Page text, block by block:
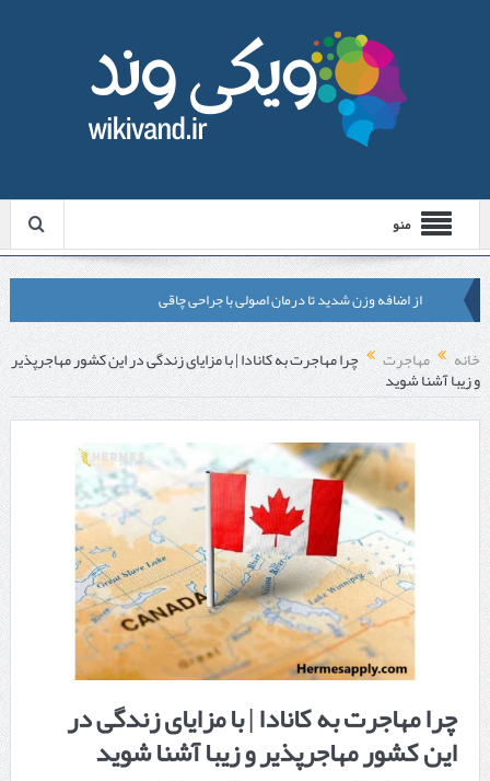
منو
از اضافه وزن شدید تا درمان اصولی با جراحی چاقی
لیزر موهای زائد شاتی یا رولی؟ مقایسه لیزرهای واقعی با شبه‌ لیزر در
مشهد
قبل از تماس با تعمیرکار ماشین ظرفشویی وستینگهاوس این موارد را
بررسی کنید
هزینه ایمپلنت دندان در ترکیه 1405 | قیمت، مزایا، معایب و مقایسه با
ایران
محصولات تراست؛ بهترین گزینه برای مراقبت از پوست
کلاس تیزهوشان برای چه دانش‌آموزانی ضروری‌تر است؟
آشنایی با هنر عاج کاری
7 سوئیت محبوب مشهد نزدیک حرم با غذا و نظر مسافران
درمان ترک های پوستی با لیزر در مشهد | لیزر فوتونا برای بهبود قطعی
خانه مهاجرت چرا مهاجرت به کانادا | با مزایای زندگی در این کشور مهاجرپذیر
و زیبا آشنا شوید
چرا مهاجرت به کانادا | با مزایای زندگی در
این کشور مهاجرپذیر و زیبا آشنا شوید